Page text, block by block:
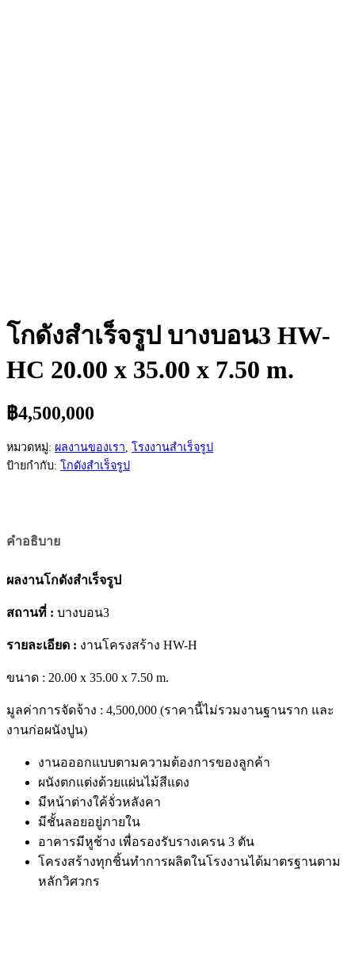
โกดังสำเร็จรูป บางบอน3 HW-
HC 20.00 x 35.00 x 7.50 m.
฿4,500,000
หมวดหมู่: ผลงานของเรา โรงงานสำเร็จรูป
ป้ายกำกับ: โกดังสำเร็จรูป
คำอธิบาย
ผลงานโกดังสำเร็จรูป
สถานที่ : บางบอน3
รายละเอียด : งานโครงสร้าง HW-H
ขนาด : 20.00 x 35.00 x 7.50 m.
มูลค่าการจัดจ้าง : 4,500,000 (ราคานี้ไม่รวมงานฐานราก และ
งานก่อผนังปูน)
งานอออกแบบตามความต้องการของลูกค้า
ผนังตกแต่งด้วยแผ่นไม้สีแดง
มีหน้าต่างใค้จั่วหลังคา
มีชั้นลอยอยู่ภายใน
อาคารมีหูช้าง เพื่อรองรับรางเครน 3 ตัน
โครงสร้างทุกชิ้นทำการผลิตในโรงงานได้มาตรฐานตาม
หลักวิศวกร